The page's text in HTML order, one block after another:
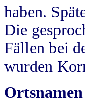
haben.
Die
Fällen bei
wurden
Ortsnamen